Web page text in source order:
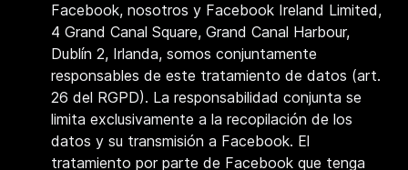
Facebook, nosotros y Facebook Ireland Limited,
4 Grand Canal Square, Grand Canal Harbour,
Dublín 2, Irlanda, somos conjuntamente
responsables de este tratamiento de datos (art.
26 del RGPD). La responsabilidad conjunta se
limita exclusivamente a la recopilación de los
datos y su transmisión a Facebook. El
tratamiento por parte de Facebook que tenga